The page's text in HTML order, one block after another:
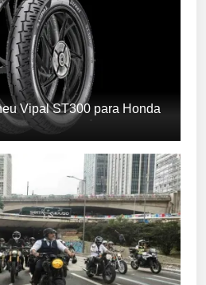
Vipal ST300 para Honda